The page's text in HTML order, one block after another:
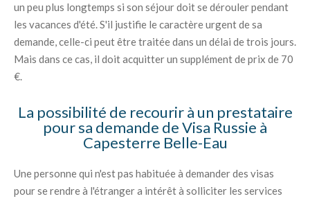
un peu plus longtemps si son séjour doit se dérouler pendant
les vacances d'été. S'il justifie le caractère urgent de sa
demande, celle-ci peut être traitée dans un délai de trois jours.
Mais dans ce cas, il doit acquitter un supplément de prix de 70
€.
La possibilité de recourir à un prestataire
pour sa demande de Visa Russie à
Capesterre Belle-Eau
Une personne qui n'est pas habituée à demander des visas
pour se rendre à l'étranger a intérêt à solliciter les services